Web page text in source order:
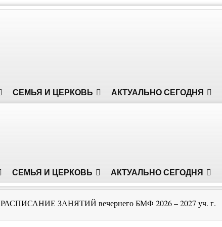
СЕМЬЯ И ЦЕРКОВЬ АКТУАЛЬНО СЕГОДНЯ
СЕМЬЯ И ЦЕРКОВЬ АКТУАЛЬНО СЕГОДНЯ
РАСПИСАНИЕ ЗАНЯТИЙ вечернего БМФ 2026 – 2027 уч. г.